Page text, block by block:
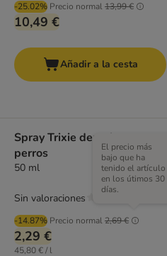
-25.02% Precio normal13,99 €
10,49 €
Añadir a la cesta
Spray Trixie dental para
perros
50 ml
-14.87% Precio normal2,69 €
El precio más
bajo que ha
tenido el artículo
en los útimos 30
días.
2,29 €
45,80 € / l
Sin valoraciones